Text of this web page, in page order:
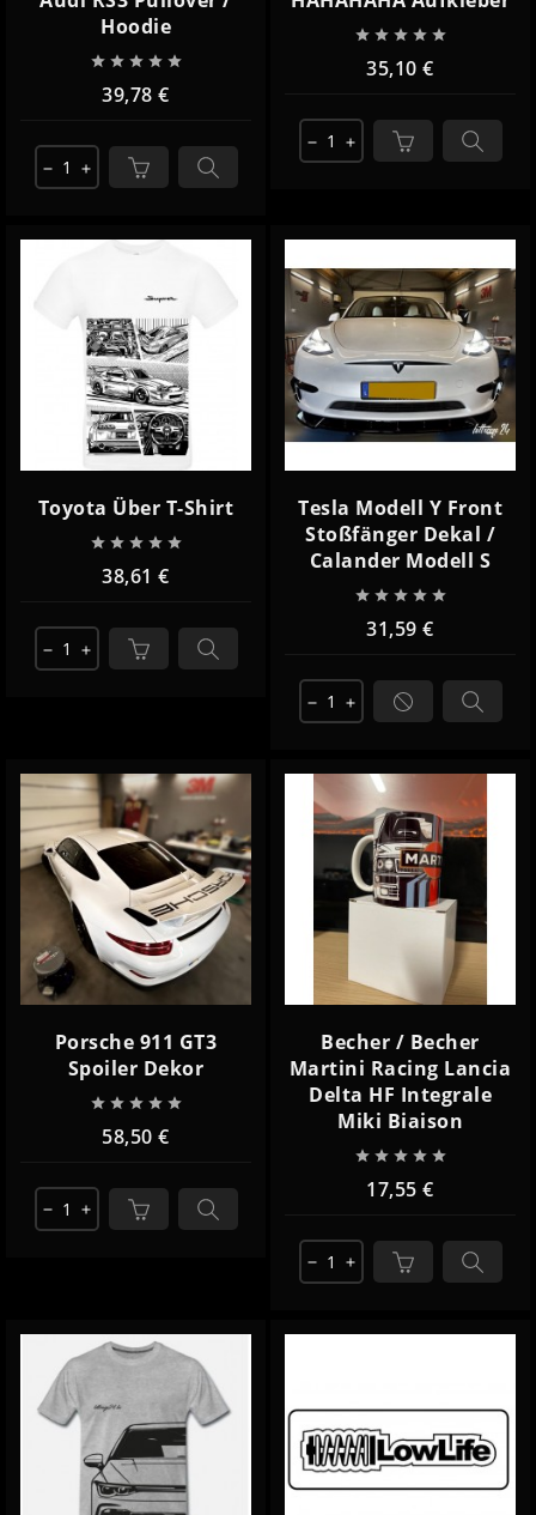
Hoodie
    
39,78 €
remove add
    
35,10 €
remove add
Toyota Über T-Shirt
    
38,61 €
remove add
Tesla Modell Y Front
Stoßfänger Dekal /
Calander Modell S
    
31,59 €
remove add
Porsche 911 GT3
Spoiler Dekor
    
58,50 €
remove add
Becher / Becher
Martini Racing Lancia
Delta HF Integrale
Miki Biaison
    
17,55 €
remove add